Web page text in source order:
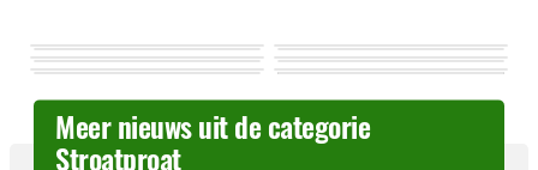
Meer nieuws uit de categorie
Stroatproat